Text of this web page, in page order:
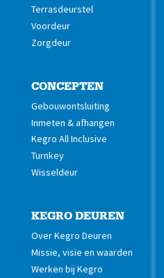
Terrasdeurstel
Voordeur
Zorgdeur
CONCEPTEN
Gebouwontsluiting
Inmeten & afhangen
Kegro All Inclusive
Turnkey
Wisseldeur
KEGRO DEUREN
Over Kegro Deuren
Missie, visie en waarden
Werken bij Kegro